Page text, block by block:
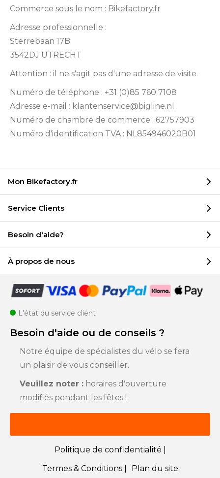
Commerce sous le nom : Bikefactory.fr
Adresse professionnelle :
Sterrebaan 17B
3542DJ UTRECHT
Attention : il ne s'agit pas d'une adresse de visite.
Numéro de téléphone : +31 (0)85 760 7108
Adresse e-mail : klantenservice@bigline.nl
Numéro de chambre de commerce : 62757903
Numéro d'identification TVA : NL854946020B01
Mon Bikefactory.fr
Service Clients
Besoin d'aide?
À propos de nous
L'état du service client
Besoin d'aide ou de conseils ?
Notre équipe de spécialistes du vélo se fera
un plaisir de vous conseiller.
Veuillez noter : horaires d'ouverture
modifiés pendant les fêtes !
Politique de confidentialité |
Termes & Conditions |
Plan du site